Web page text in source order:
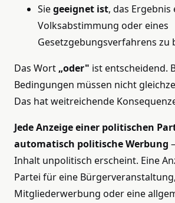
Siegeeignet ist, das
Volksabstimmung oder eines
Gesetzgebungsverfahrens zu
Das Wort„oder" ist entscheidend.
Bedingungen müssen nicht
Das hat weitreichende
Jede Anzeige einer politischen
automatisch politische Werbung
Inhalt unpolitisch erscheint. Eine
Partei für eine
Mitgliederwerbung oder eine